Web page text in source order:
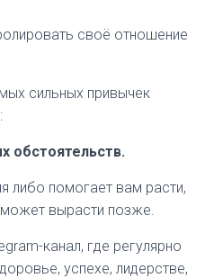
своё отношение
сильных привычек
обстоятельств.
либо помогает вам расти,
вырасти позже.
канал, где регулярно
успехе, лидерстве,